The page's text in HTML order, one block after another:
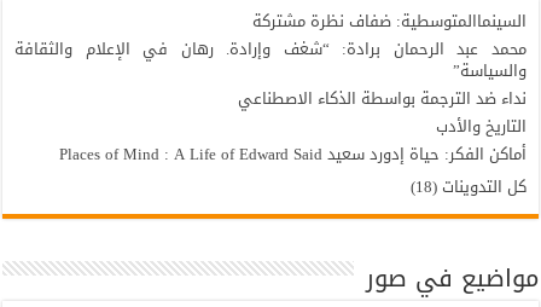
السينماالمتوسطية: ضفاف نظرة مشتركة
محمد عبد الرحمان برادة: “شغف وإرادة. رهان في الإعلام والثقافة
والسياسة”
نداء ضد الترجمة بواسطة الذكاء الاصطناعي
التاريخ والأدب
أماكن الفكر: حياة إدورد سعيد Places of Mind : A Life of Edward Said
كل التدوينات (18)
مواضيع في صور